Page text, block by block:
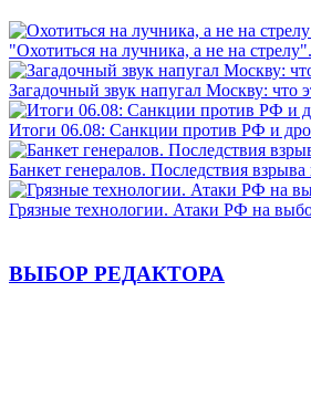
"Охотиться на лучника, а не на
Загадочный звук напугал Москву: что
Итоги 06.08: Санкции против РФ и
Банкет генералов. Последствия
Грязные технологии. Атаки РФ на
ВЫБОР РЕДАКТОРА